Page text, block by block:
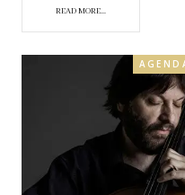
READ MORE...